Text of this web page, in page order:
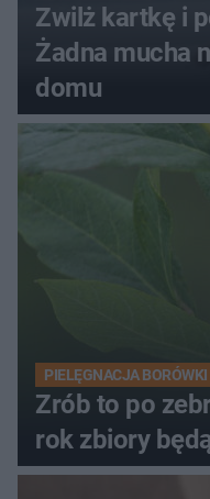
Zwilż kartkę i
Żadna mucha
domu
PIELĘGNACJA BORÓWKI
Zrób to po
rok zbiory